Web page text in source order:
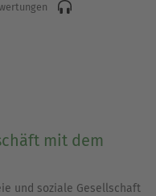
mit dem
und soziale Gesellschaft